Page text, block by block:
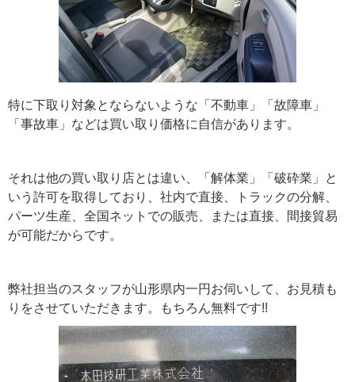
特に下取り対象とならないような「不動車」「故障車」
「事故車」などは買い取り価格に自信があります。
それは他の買い取り店とは違い、「解体業」「破砕業」と
いう許可を取得しており、社内で直接、トラックの分解、
パーツ生産、全国ネットでの販売、または直接、間接貿易
が可能だからです。
弊社担当のスタッフが山形県内一円お伺いして、お見積も
りをさせていただきます。もちろん無料です!!